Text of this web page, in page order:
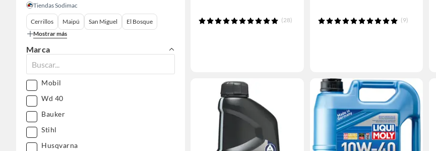
Tiendas Sodimac
Cerrillos Maipú San Miguel
El Bosque
Mostrar más
Marca
Mobil
Wd 40
Bauker
Stihl
Husqvarna
(28) (9)